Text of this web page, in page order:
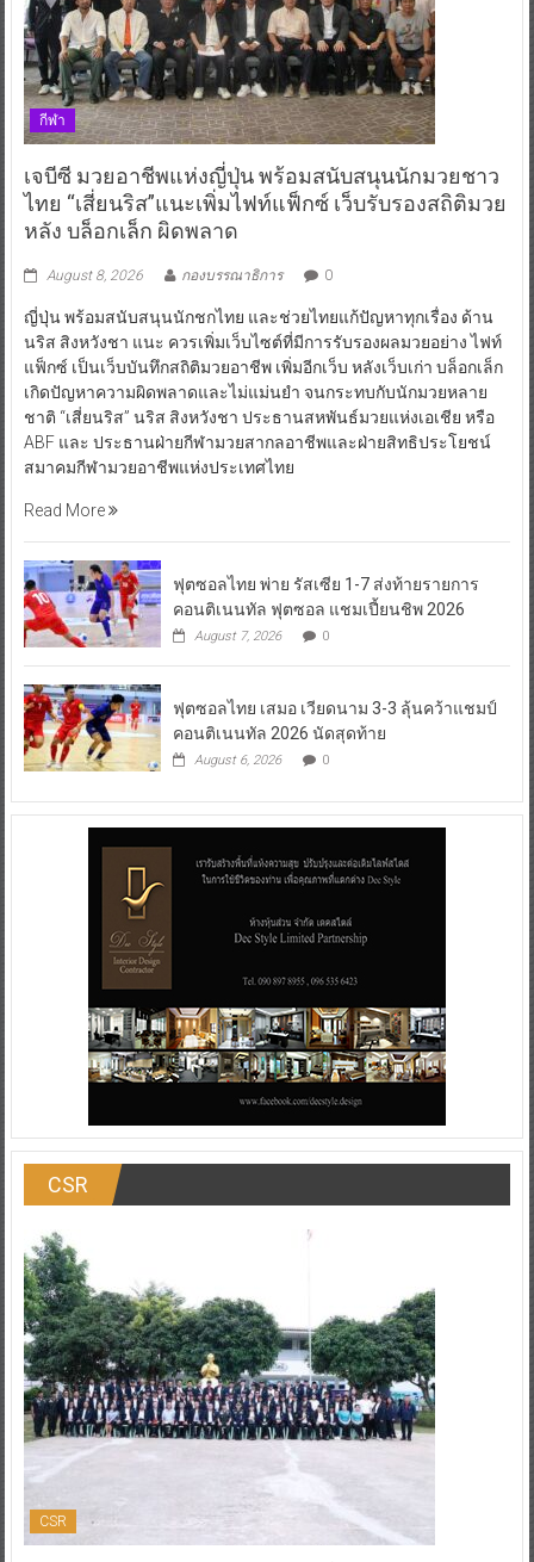
กีฬา
เจบีซี มวยอาชีพแห่งญี่ปุ่น พร้อมสนับสนุนนักมวยชาว
ไทย “เสี่ยนริส”แนะเพิ่มไฟท์แฟ็กซ์ เว็บรับรองสถิติมวย
หลัง บล็อกเล็ก ผิดพลาด
August 8, 2026 กองบรรณาธิการ 0
ญี่ปุ่น พร้อมสนับสนุนนักชกไทย และช่วยไทยแก้ปัญหาทุกเรื่อง ด้าน
นริส สิงหวังชา แนะ ควรเพิ่มเว็บไซต์ที่มีการรับรองผลมวยอย่าง ไฟท์
แฟ็กซ์ เป็นเว็บบันทึกสถิติมวยอาชีพ เพิ่มอีกเว็บ หลังเว็บเก่า บล็อกเล็ก
เกิดปัญหาความผิดพลาดและไม่แม่นยำ จนกระทบกับนักมวยหลาย
ชาติ “เสี่ยนริส” นริส สิงหวังชา ประธานสหพันธ์มวยแห่งเอเชีย หรือ
ABF และ ประธานฝ่ายกีฬามวยสากลอาชีพและฝ่ายสิทธิประโยชน์
สมาคมกีฬามวยอาชีพแห่งประเทศไทย
Read More
ฟุตซอลไทย พ่าย รัสเซีย 1-7 ส่งท้ายรายการ
คอนติเนนทัล ฟุตซอล แชมเปี้ยนชิพ 2026
August 7, 2026 0
ฟุตซอลไทย เสมอ เวียดนาม 3-3 ลุ้นคว้าแชมป์
คอนติเนนทัล 2026 นัดสุดท้าย
August 6, 2026 0
CSR
CSR